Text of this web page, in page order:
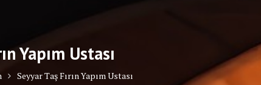
Yapım Ustası
Seyyar Taş Fırın Yapım Ustası